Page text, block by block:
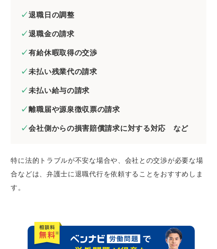
退職日の調整
退職金の請求
有給休暇取得の交渉
未払い残業代の請求
未払い給与の請求
離職届や源泉徴収票の請求
会社側からの損害賠償請求に対する対応 など
特に法的トラブルが不安な場合や、会社との交渉が必要な場
合などは、弁護士に退職代行を依頼することをおすすめしま
す。